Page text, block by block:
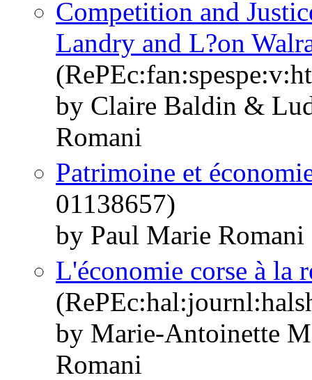
Competition and
Landry and L?on
by Claire Baldin &
Romani
Patrimoine et
01138657)
by Paul Marie Romani
L'économie corse à la
by Marie-Antoinette
Romani